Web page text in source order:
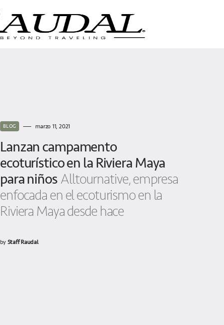
BLOG marzo 11, 2021
Lanzan campamento
ecoturístico en la Riviera Maya
para niños Alltournative, empresa
enfocada en el ecoturismo en la
Riviera Maya desde hace
byStaff Raudal